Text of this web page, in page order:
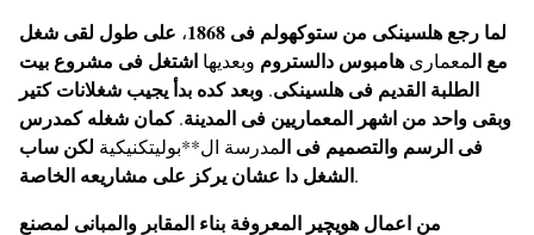
لما رجع هلسينكى من ستوكهولم فى 1868 ، على طول لقى شغل
مع المعمارى هامبوس دالستروم وبعديها اشتغل فى مشروع بيت
الطلبة القديم فى هلسينكى. وبعد كده بدأ يجيب شغلانات كتير
وبقى واحد من اشهر المعماريين فى المدينة.كمان شغله كمدرس
فى الرسم والتصميم فى المدرسة ال**بوليتكنيكية لكن ساب
الشغل دا عشان يركز على مشاريعه الخاصة.
من اعمال هويچير المعروفة بناء المقابر والمبانى لمصنع